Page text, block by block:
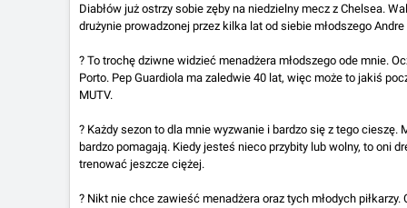
Diabłów już ostrzy sobie zęby na niedzielny mecz z Chelsea.
drużynie prowadzonej przez kilka lat od siebie młodszego
? To trochę dziwne widzieć menadżera młodszego ode mnie.
Porto. Pep Guardiola ma zaledwie 40 lat, więc może to jakiś
MUTV.
? Każdy sezon to dla mnie wyzwanie i bardzo się z tego cieszę.
bardzo pomagają. Kiedy jesteś nieco przybity lub wolny, to oni
trenować jeszcze ciężej.
? Nikt nie chce zawieść menadżera oraz tych młodych